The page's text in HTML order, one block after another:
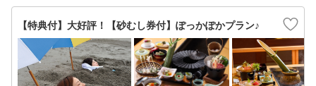
【特典付】大好評！【砂むし券付】ぽっかぽかプラン♪